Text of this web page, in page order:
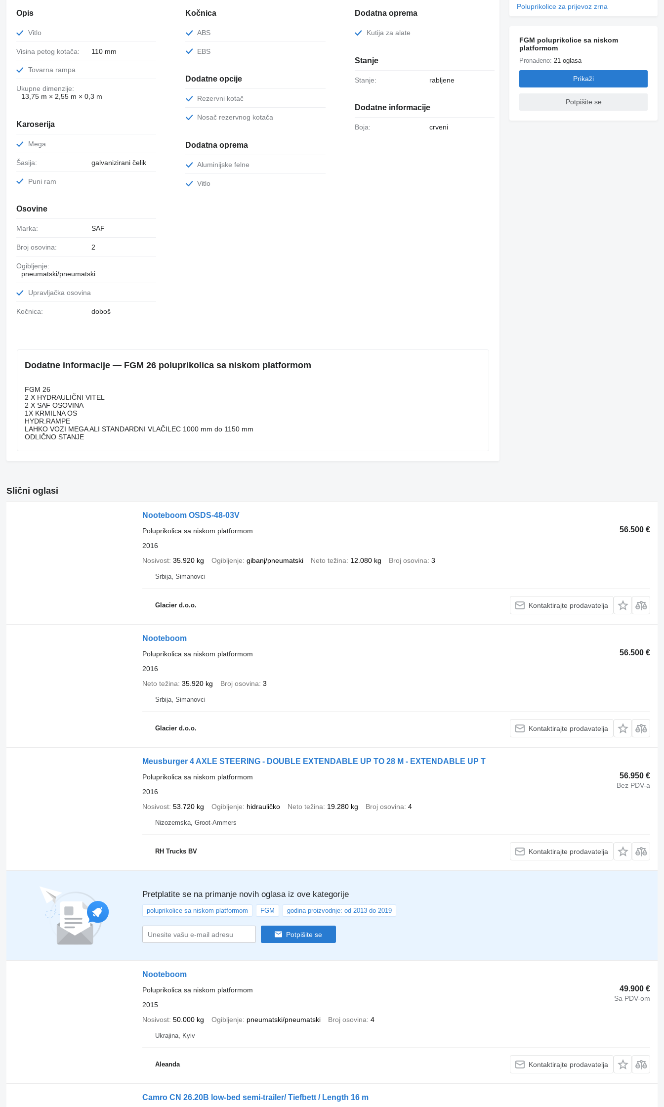
Opis
Vitlo
Visina petog kotača: 110 mm
Tovarna rampa
Ukupne dimenzije:
13,75 m × 2,55 m × 0,3 m
Karoserija
Mega
Šasija: galvanizirani čelik
Puni ram
Osovine
Marka: SAF
Broj osovina: 2
Ogibljenje:
pneumatski/pneumatski
Upravljačka osovina
Kočnica: doboš
Kočnica
ABS
EBS
Dodatne opcije
Rezervni kotač
Nosač rezervnog kotača
Dodatna oprema
Aluminijske felne
Vitlo
Dodatna oprema
Kutija za alate
Stanje
Stanje: rabljene
Dodatne informacije
Boja: crveni
Dodatne informacije — FGM 26 poluprikolica sa niskom platformom
FGM 26
2 X HYDRAULIČNI VITEL
2 X SAF OSOVINA
1X KRMILNA OS
HYDR.RAMPE
LAHKO VOZI MEGA ALI STANDARDNI VLAČILEC 1000 mm do 1150 mm
ODLIČNO STANJE
Poluprikolice za prijevoz zrna
FGM poluprikolice sa niskom
platformom
Pronađeno: 21 oglasa
Prikaži
Potpišite se
Slični oglasi
Nooteboom OSDS-48-03V
56.500 €
Poluprikolica sa niskom platformom
2016
Nosivost 35.920 kg Ogibljenje gibanj/pneumatski Neto težina 12.080 kg Broj osovina 3
Srbija, Simanovci
Glacier d.o.o. Kontaktirajte prodavatelja
Nooteboom
56.500 €
Poluprikolica sa niskom platformom
2016
Neto težina 35.920 kg Broj osovina 3
Srbija, Simanovci
Glacier d.o.o. Kontaktirajte prodavatelja
Meusburger 4 AXLE STEERING - DOUBLE EXTENDABLE UP TO 28 M - EXTENDABLE UP T
56.950 €
Bez PDV-a
Poluprikolica sa niskom platformom
2016
Nosivost 53.720 kg Ogibljenje hidrauličko Neto težina 19.280 kg Broj osovina 4
Nizozemska, Groot-Ammers
RH Trucks BV Kontaktirajte prodavatelja
Pretplatite se na primanje novih oglasa iz ove kategorije
poluprikolice sa niskom platformom FGM godina proizvodnje: od 2013 do 2019
Potpišite se
Nooteboom
49.900 €
Sa PDV-om
Poluprikolica sa niskom platformom
2015
Nosivost 50.000 kg Ogibljenje pneumatski/pneumatski Broj osovina 4
Ukrajina, Kyiv
Aleanda Kontaktirajte prodavatelja
Camro CN 26.20B low-bed semi-trailer/ Tiefbett / Length 16 m